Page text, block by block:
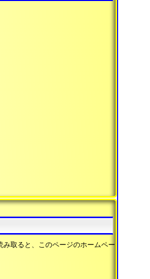
み取ると、このページのホームペー